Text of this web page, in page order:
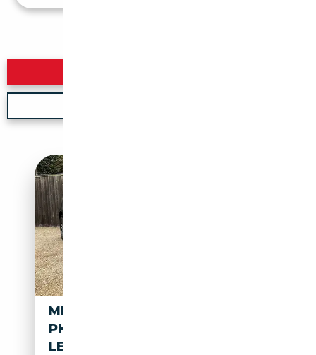
MERCEDES-BENZ B 250 E
PHEV FULL-
LED/17"/CAM/CRUISE/ZETELV